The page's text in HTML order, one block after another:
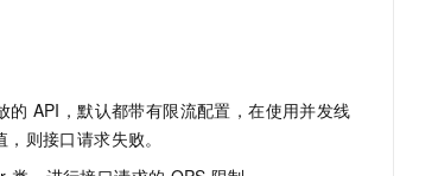
的 API，默认都带有限流配置，在使用并发线
则接口请求失败。